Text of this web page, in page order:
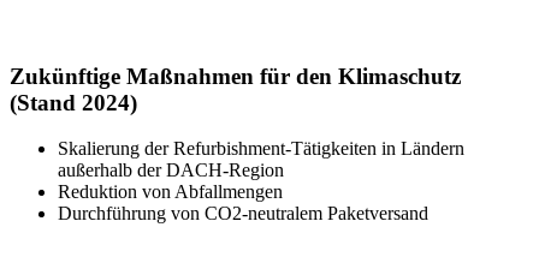
Zukünftige Maßnahmen für den Klimaschutz
(Stand 2024)
Skalierung der Refurbishment-Tätigkeiten in Ländern
außerhalb der DACH-Region
Reduktion von Abfallmengen
Durchführung von CO2-neutralem Paketversand